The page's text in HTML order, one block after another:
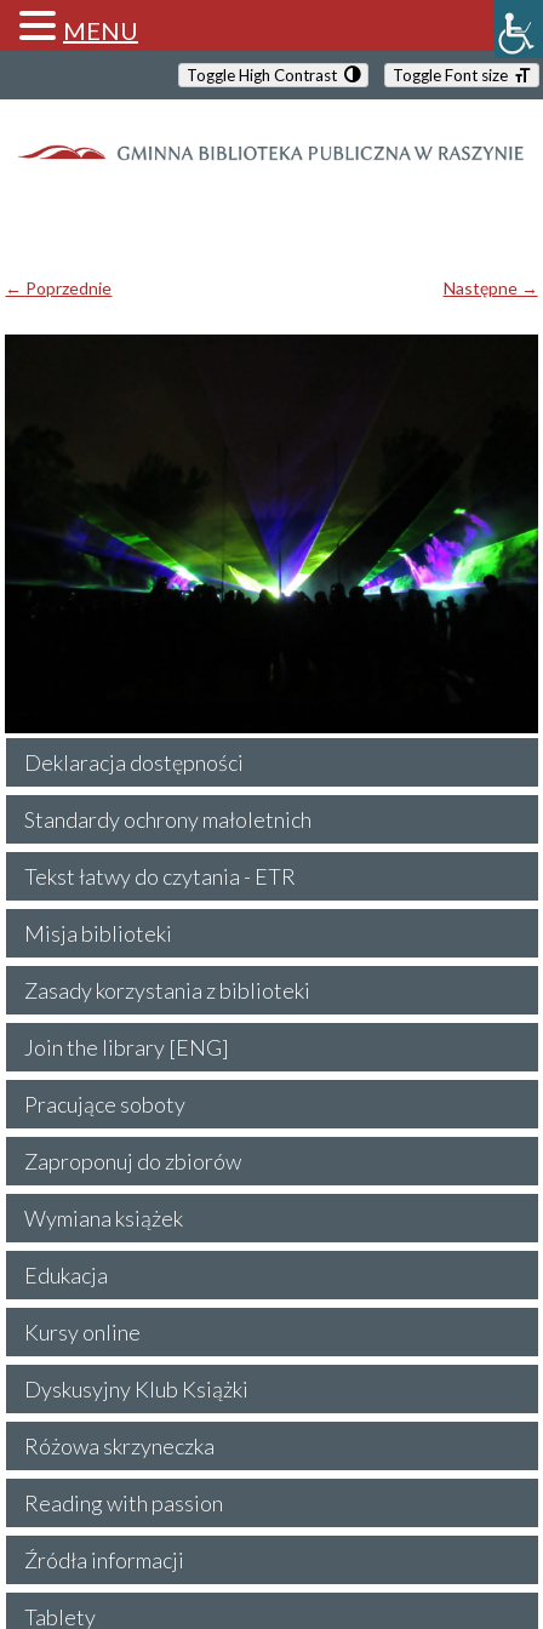
Toggle High Contrast Toggle Font size
← Poprzednie Następne →
Deklaracja dostępności
Standardy ochrony małoletnich
Tekst łatwy do czytania - ETR
Misja biblioteki
Zasady korzystania z biblioteki
Join the library [ENG]
Pracujące soboty
Zaproponuj do zbiorów
Wymiana książek
Edukacja
Kursy online
Dyskusyjny Klub Książki
Różowa skrzyneczka
Reading with passion
Źródła informacji
Tablety
MENU